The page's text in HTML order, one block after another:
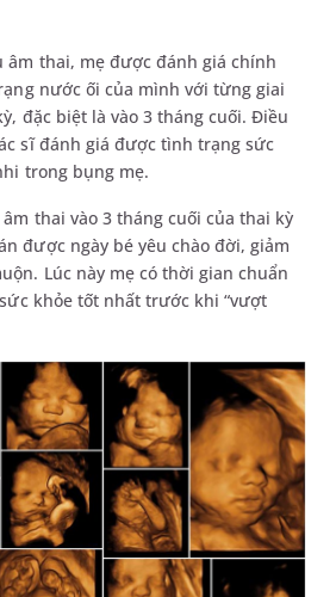
âm thai, mẹ được đánh giá chính
nước ối của mình với từng giai
đặc biệt là vào 3 tháng cuối. Điều
sĩ đánh giá được tình trạng sức
trong bụng mẹ.
thai vào 3 tháng cuối của thai kỳ
được ngày bé yêu chào đời, giảm
Lúc này mẹ có thời gian chuẩn
khỏe tốt nhất trước khi “vượt